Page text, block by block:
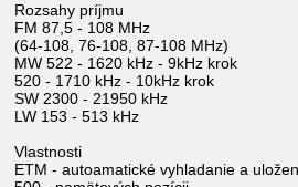
Rozsahy príjmu
FM 87,5 - 108 MHz
(64-108, 76-108, 87-108 MHz)
MW 522 - 1620 kHz - 9kHz krok
520 - 1710 kHz - 10kHz krok
SW 2300 - 21950 kHz
LW 153 - 513 kHz
Vlastnosti
ETM - autoamatické vyhladanie a